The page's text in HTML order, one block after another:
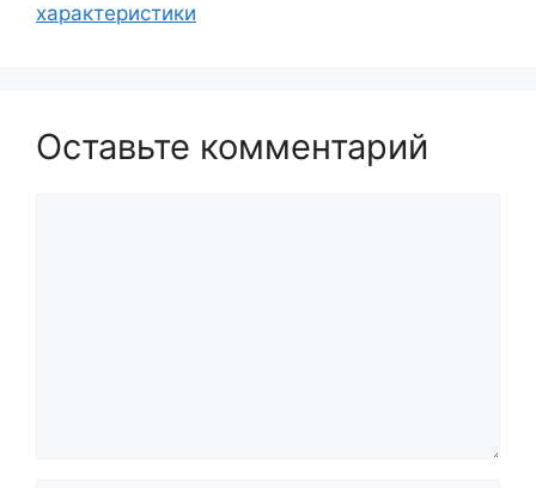
характеристики
Оставьте комментарий